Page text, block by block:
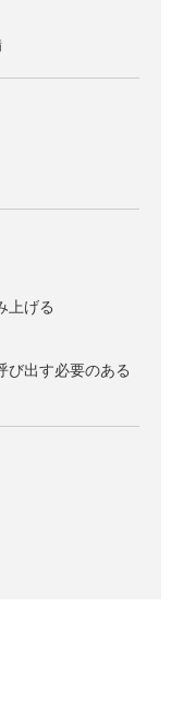
上げる
び出す必要のある